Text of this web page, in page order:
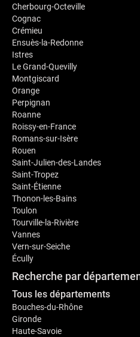
Cherbourg-Octeville
Cognac
Crémieu
Ensuès-la-Redonne
Istres
Le Grand-Quevilly
Montgiscard
Orange
Perpignan
Roanne
Roissy-en-France
Romans-sur-Isère
Rouen
Saint-Julien-des-Landes
Saint-Tropez
Saint-Étienne
Thonon-les-Bains
Toulon
Tourville-la-Rivière
Vannes
Vern-sur-Seiche
Écully
Recherche par
Tous les départements
Bouches-du-Rhône
Gironde
Haute-Savoie